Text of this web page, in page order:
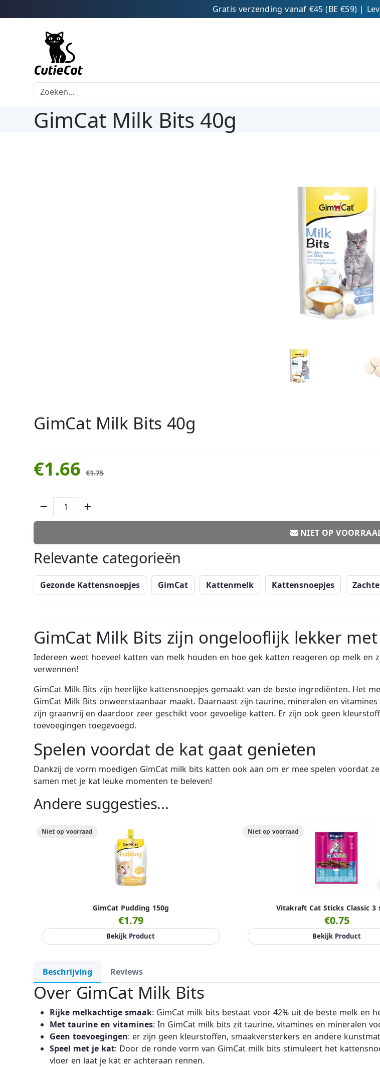
Gratis verzending vanaf €45 (BE €59) |
GimCat Milk Bits 40g
GimCat Milk Bits 40g
€1.66€1.75
NIET OP
Relevante categorieën
Gezonde Kattensnoepjes GimCat Kattenmelk Kattensnoepjes
GimCat Milk Bits zijn ongelooflijk lekker
Iedereen weet hoeveel katten van melk houden en hoe gek katten reageren op melk
verwennen!
GimCat Milk Bits zijn heerlijke kattensnoepjes gemaakt van de beste ingrediënten. Het
GimCat Milk Bits onweerstaanbaar maakt. Daarnaast zijn taurine, mineralen en
zijn graanvrij en daardoor zeer geschikt voor gevoelige katten. Er zijn ook geen
toevoegingen toegevoegd.
Spelen voordat de kat gaat genieten
Dankzij de vorm moedigen GimCat milk bits katten ook aan om er mee spelen voordat
samen met je kat leuke momenten te beleven!
Andere suggesties...
Niet op voorraad
GimCat Pudding 150g
€1.79
Bekijk Product
Niet op voorraad
Vitakraft Cat Sticks Classic 3
€0.75
Bekijk Product
Beschrijving Reviews
Over GimCat Milk Bits
Rijke melkachtige smaak: GimCat milk bits bestaat voor 42% uit de beste melk en
Met taurine en vitamines: In GimCat milk bits zit taurine, vitamines en mineralen
Geen toevoegingen: er zijn geen kleurstoffen, smaakversterkers en andere
Speel met je kat: Door de ronde vorm van GimCat milk bits stimuleert het
vloer en laat je kat er achteraan rennen.